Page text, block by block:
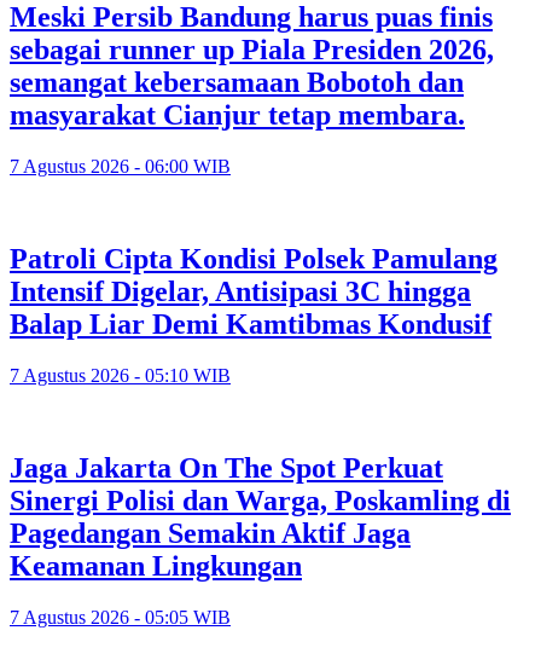
Meski Persib Bandung harus puas finis
sebagai runner up Piala Presiden 2026,
semangat kebersamaan Bobotoh dan
masyarakat Cianjur tetap membara.
7 Agustus 2026 - 06:00 WIB
Patroli Cipta Kondisi Polsek Pamulang
Intensif Digelar, Antisipasi 3C hingga
Balap Liar Demi Kamtibmas Kondusif
7 Agustus 2026 - 05:10 WIB
Jaga Jakarta On The Spot Perkuat
Sinergi Polisi dan Warga, Poskamling di
Pagedangan Semakin Aktif Jaga
Keamanan Lingkungan
7 Agustus 2026 - 05:05 WIB